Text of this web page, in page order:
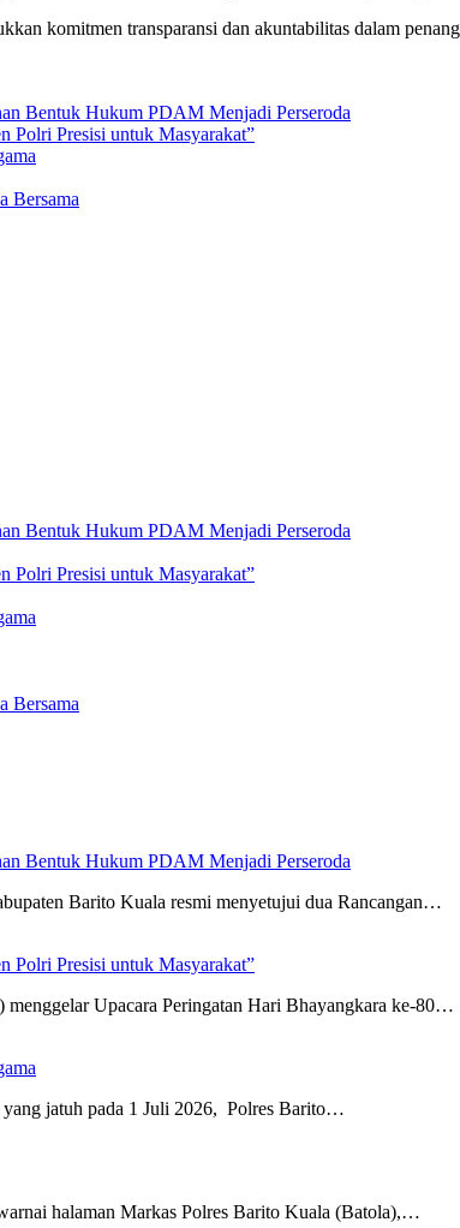
komitmen transparansi dan akuntabilitas dalam
Bentuk Hukum PDAM Menjadi Perseroda
Polri Presisi untuk Masyarakat”
Bersama
Bentuk Hukum PDAM Menjadi Perseroda
Polri Presisi untuk Masyarakat”
Bersama
Bentuk Hukum PDAM Menjadi Perseroda
Barito Kuala resmi menyetujui dua Rancangan…
Polri Presisi untuk Masyarakat”
Upacara Peringatan Hari Bhayangkara ke-80…
jatuh pada 1 Juli 2026, Polres Barito…
halaman Markas Polres Barito Kuala (Batola),…